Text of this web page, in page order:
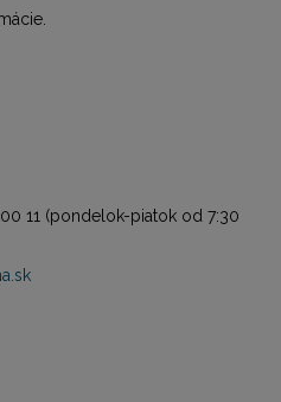
11 (pondelok-piatok od 7:30